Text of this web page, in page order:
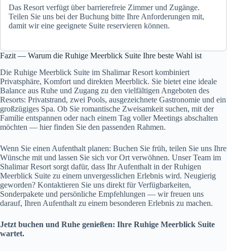
Das Resort verfügt über barrierefreie Zimmer und Zugänge.
Teilen Sie uns bei der Buchung bitte Ihre Anforderungen mit,
damit wir eine geeignete Suite reservieren können.
Fazit — Warum die Ruhige Meerblick Suite Ihre beste Wahl ist
Die Ruhige Meerblick Suite im Shalimar Resort kombiniert
Privatsphäre, Komfort und direkten Meerblick. Sie bietet eine ideale
Balance aus Ruhe und Zugang zu den vielfältigen Angeboten des
Resorts: Privatstrand, zwei Pools, ausgezeichnete Gastronomie und ein
großzügiges Spa. Ob Sie romantische Zweisamkeit suchen, mit der
Familie entspannen oder nach einem Tag voller Meetings abschalten
möchten — hier finden Sie den passenden Rahmen.
Wenn Sie einen Aufenthalt planen: Buchen Sie früh, teilen Sie uns Ihre
Wünsche mit und lassen Sie sich vor Ort verwöhnen. Unser Team im
Shalimar Resort sorgt dafür, dass Ihr Aufenthalt in der Ruhigen
Meerblick Suite zu einem unvergesslichen Erlebnis wird. Neugierig
geworden? Kontaktieren Sie uns direkt für Verfügbarkeiten,
Sonderpakete und persönliche Empfehlungen — wir freuen uns
darauf, Ihren Aufenthalt zu einem besonderen Erlebnis zu machen.
Jetzt buchen und Ruhe genießen: Ihre Ruhige Meerblick Suite
wartet.